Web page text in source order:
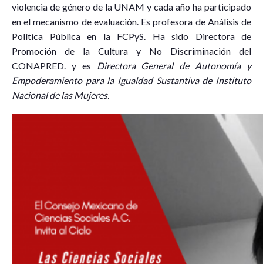
violencia de género de la UNAM y cada año ha participado
en el mecanismo de evaluación. Es profesora de Análisis de
Política Pública en la FCPyS. Ha sido Directora de
Promoción de la Cultura y No Discriminación del
CONAPRED. y es
Directora General de Autonomía y
Empoderamiento para la Igualdad Sustantiva de Instituto
Nacional de las Mujeres.